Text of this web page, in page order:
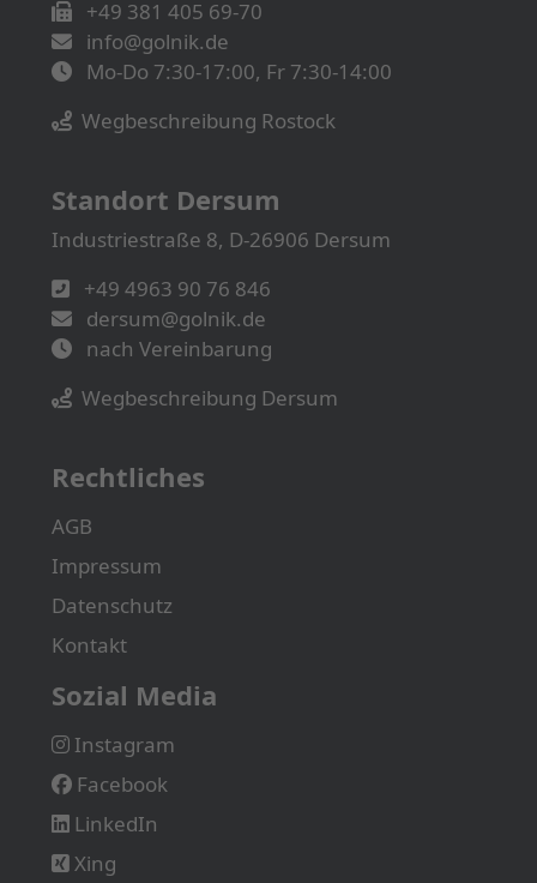
+49 381 405 69-70
info@golnik.de
Mo-Do 7:30-17:00, Fr 7:30-14:00
Wegbeschreibung Rostock
Standort Dersum
Industriestraße 8, D-26906 Dersum
+49 4963 90 76 846
dersum@golnik.de
nach Vereinbarung
Wegbeschreibung Dersum
Rechtliches
AGB
Impressum
Datenschutz
Kontakt
Sozial Media
Instagram
Facebook
LinkedIn
Xing